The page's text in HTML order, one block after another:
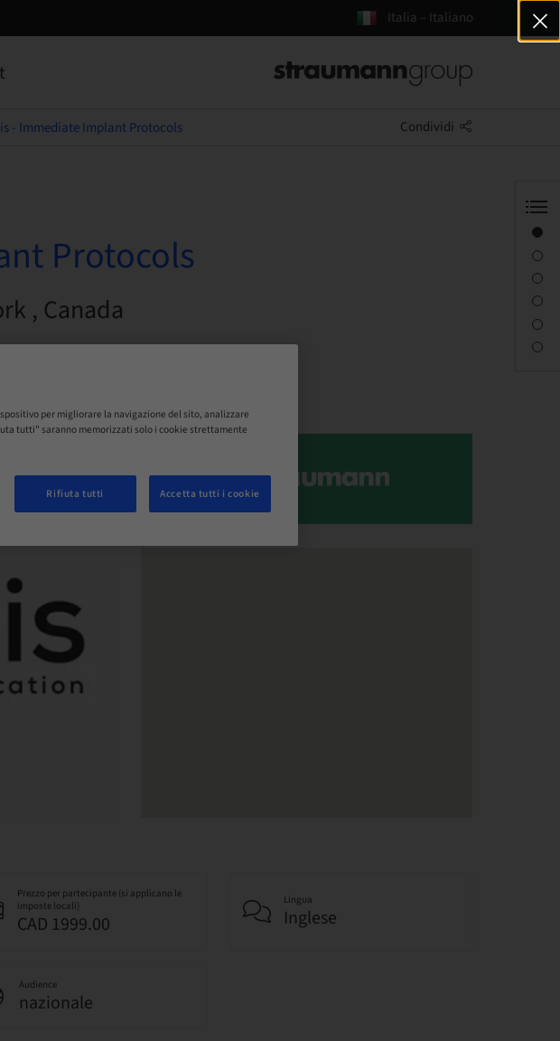
Italia – Italiano
- Immediate Implant Protocols Condividi
Protocols
, Canada
Prezzo per partecipante (si applicano le
imposte locali)
CAD 1999.00
Lingua
Inglese
Audience
nazionale
per migliorare la navigazione del sito, analizzare
tutti" saranno memorizzati solo i cookie strettamente
Rifiuta tutti Accetta tutti i cookie